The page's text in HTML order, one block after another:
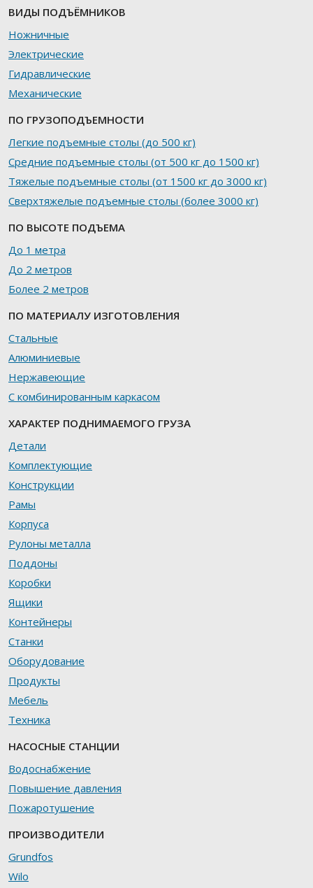
ВИДЫ ПОДЪЁМНИКОВ
Ножничные
Электрические
Гидравлические
Механические
ПО ГРУЗОПОДЪЕМНОСТИ
Легкие подъемные столы (до 500 кг)
Средние подъемные столы (от 500 кг до 1500 кг)
Тяжелые подъемные столы (от 1500 кг до 3000 кг)
Сверхтяжелые подъемные столы (более 3000 кг)
ПО ВЫСОТЕ ПОДЪЕМА
До 1 метра
До 2 метров
Более 2 метров
ПО МАТЕРИАЛУ ИЗГОТОВЛЕНИЯ
Стальные
Алюминиевые
Нержавеющие
С комбинированным каркасом
ХАРАКТЕР ПОДНИМАЕМОГО ГРУЗА
Детали
Комплектующие
Конструкции
Рамы
Корпуса
Рулоны металла
Поддоны
Коробки
Ящики
Контейнеры
Станки
Оборудование
Продукты
Мебель
Техника
НАСОСНЫЕ СТАНЦИИ
Водоснабжение
Повышение давления
Пожаротушение
ПРОИЗВОДИТЕЛИ
Grundfos
Wilo